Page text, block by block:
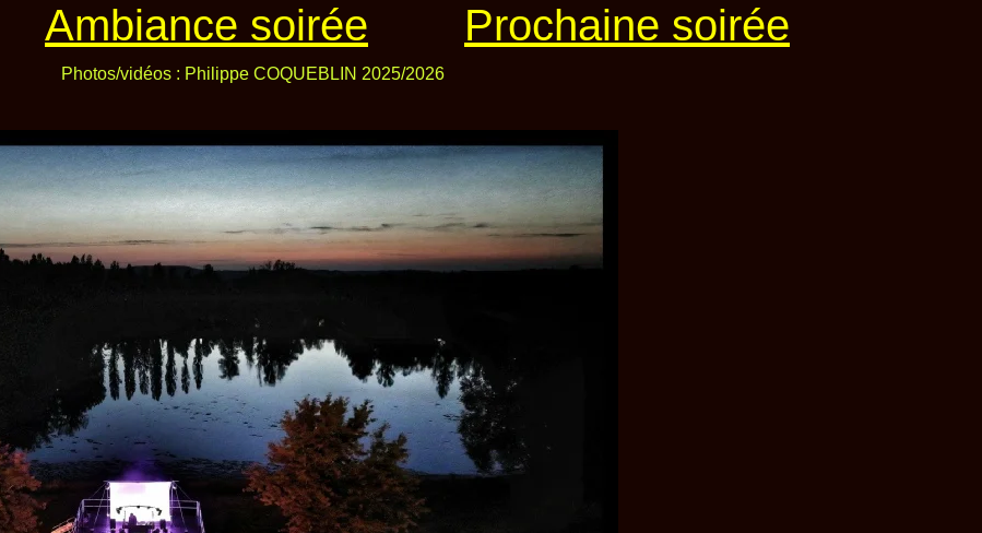
Ambiance soirée Prochaine soirée
Photos/vidéos : Philippe COQUEBLIN 2025/2026